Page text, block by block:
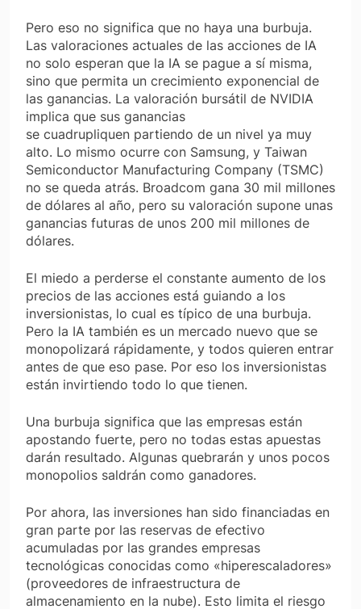
Pero eso no significa que no haya una burbuja.
Las valoraciones actuales de las acciones de IA
no solo esperan que la IA se pague a sí misma,
sino que permita un crecimiento exponencial de
las ganancias. La valoración bursátil de NVIDIA
implica que sus ganancias
se cuadrupliquen partiendo de un nivel ya muy
alto. Lo mismo ocurre con Samsung, y Taiwan
Semiconductor Manufacturing Company (TSMC)
no se queda atrás. Broadcom gana 30 mil millones
de dólares al año, pero su valoración supone unas
ganancias futuras de unos 200 mil millones de
dólares.
El miedo a perderse el constante aumento de los
precios de las acciones está guiando a los
inversionistas, lo cual es típico de una burbuja.
Pero la IA también es un mercado nuevo que se
monopolizará rápidamente, y todos quieren entrar
antes de que eso pase. Por eso los inversionistas
están invirtiendo todo lo que tienen.
Una burbuja significa que las empresas están
apostando fuerte, pero no todas estas apuestas
darán resultado. Algunas quebrarán y unos pocos
monopolios saldrán como ganadores.
Por ahora, las inversiones han sido financiadas en
gran parte por las reservas de efectivo
acumuladas por las grandes empresas
tecnológicas conocidas como «hiperescaladores»
(proveedores de infraestructura de
almacenamiento en la nube). Esto limita el riesgo